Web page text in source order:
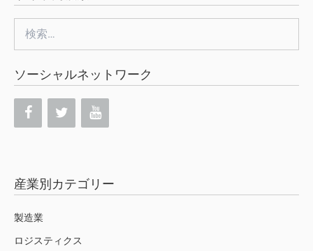
索:
ソーシャルネットワーク
産業別カテゴリー
製造業
ロジスティクス